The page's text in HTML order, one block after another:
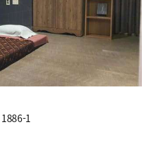
1886-1